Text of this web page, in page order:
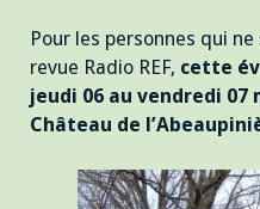
Pour les personnes qui
revue Radio REF, cette
jeudi 06 au vendredi 07
Château de